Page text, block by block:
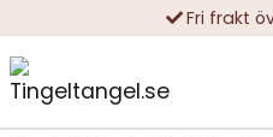
Fri frakt
10 000-tals